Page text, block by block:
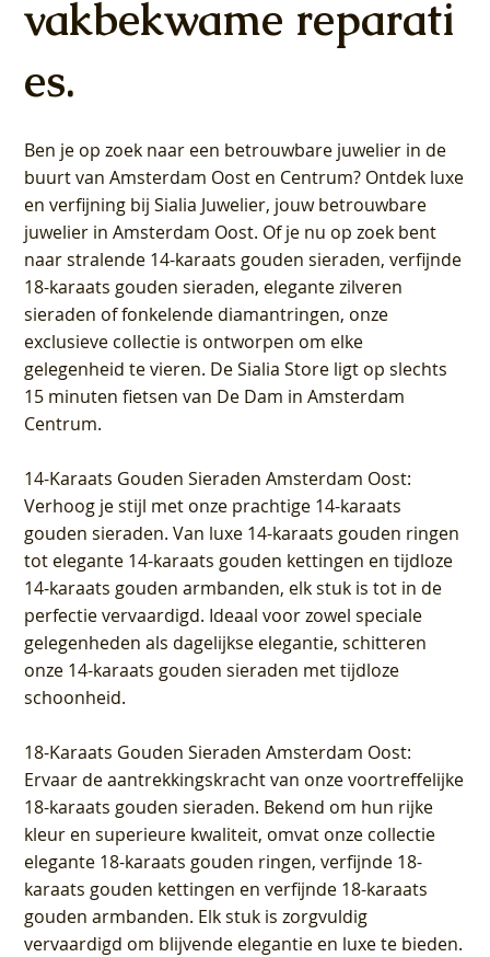
vakbekwame reparati
es.
Ben je op zoek naar een betrouwbare juwelier in de
buurt van Amsterdam Oost en Centrum? Ontdek luxe
en verfijning bij Sialia Juwelier, jouw betrouwbare
juwelier in Amsterdam Oost. Of je nu op zoek bent
naar stralende 14-karaats gouden sieraden, verfijnde
18-karaats gouden sieraden, elegante zilveren
sieraden of fonkelende diamantringen, onze
exclusieve collectie is ontworpen om elke
gelegenheid te vieren. De Sialia Store ligt op slechts
15 minuten fietsen van De Dam in Amsterdam
Centrum.
14-Karaats Gouden Sieraden Amsterdam Oost:
Verhoog je stijl met onze prachtige 14-karaats
gouden sieraden. Van luxe 14-karaats gouden ringen
tot elegante 14-karaats gouden kettingen en tijdloze
14-karaats gouden armbanden, elk stuk is tot in de
perfectie vervaardigd. Ideaal voor zowel speciale
gelegenheden als dagelijkse elegantie, schitteren
onze 14-karaats gouden sieraden met tijdloze
schoonheid.
18-Karaats Gouden Sieraden Amsterdam Oost:
Ervaar de aantrekkingskracht van onze voortreffelijke
18-karaats gouden sieraden. Bekend om hun rijke
kleur en superieure kwaliteit, omvat onze collectie
elegante 18-karaats gouden ringen, verfijnde 18-
karaats gouden kettingen en verfijnde 18-karaats
gouden armbanden. Elk stuk is zorgvuldig
vervaardigd om blijvende elegantie en luxe te bieden.